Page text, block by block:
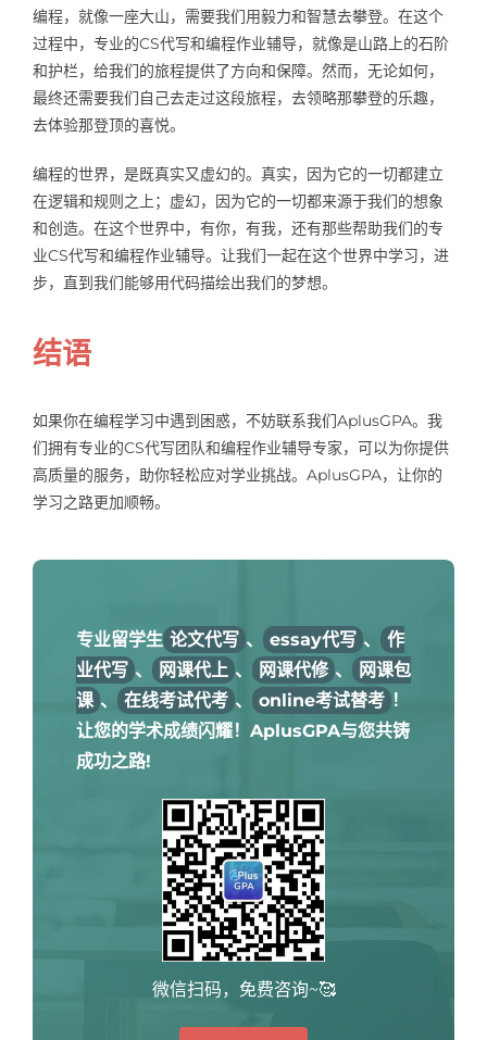
编程，就像一座大山，需要我们用毅力和智慧去攀登。在这个
过程中，专业的CS代写和编程作业辅导，就像是山路上的石阶
和护栏，给我们的旅程提供了方向和保障。然而，无论如何，
最终还需要我们自己去走过这段旅程，去领略那攀登的乐趣，
去体验那登顶的喜悦。
编程的世界，是既真实又虚幻的。真实，因为它的一切都建立
在逻辑和规则之上；虚幻，因为它的一切都来源于我们的想象
和创造。在这个世界中，有你，有我，还有那些帮助我们的专
业CS代写和编程作业辅导。让我们一起在这个世界中学习，进
步，直到我们能够用代码描绘出我们的梦想。
结语
如果你在编程学习中遇到困惑，不妨联系我们AplusGPA。我
们拥有专业的CS代写团队和编程作业辅导专家，可以为你提供
高质量的服务，助你轻松应对学业挑战。AplusGPA，让你的
学习之路更加顺畅。
专业留学生 论文代写 、 essay代写 、
作
业代写 、 网课代上 、 网课代修 、
网课包
课 、 在线考试代考 、 online考试替考 ！
让您的学术成绩闪耀！AplusGPA与您共铸
成功之路!
微信扫码，免费咨询~🥰